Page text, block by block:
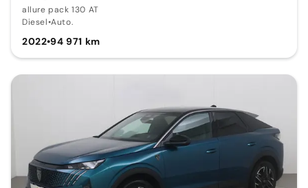
allure pack 130 AT
Diesel•Auto.
2022•94 971 km